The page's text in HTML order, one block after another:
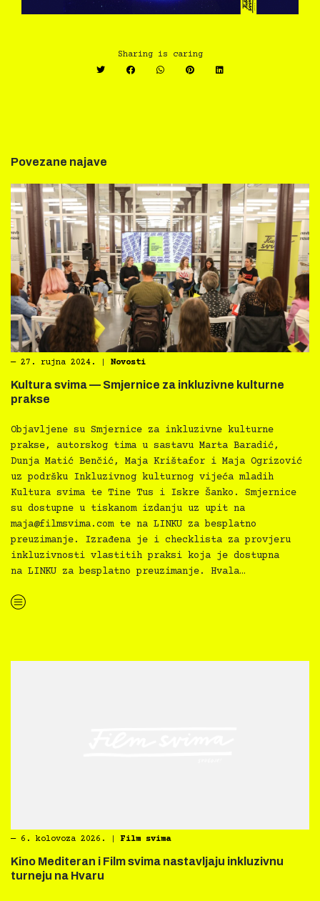
Sharing is caring
Povezane najave
― 27. rujna 2024. Novosti
Kultura svima — Smjernice za inkluzivne kulturne
prakse
Objavljene su Smjernice za inkluzivne kulturne
prakse, autorskog tima u sastavu Marta Baradić,
Dunja Matić Benčić, Maja Krištafor i Maja Ogrizović
uz podršku Inkluzivnog kulturnog vijeća mladih
Kultura svima te Tine Tus i Iskre Šanko. Smjernice
su dostupne u tiskanom izdanju uz upit na
maja@filmsvima.comte na LINKU za besplatno
preuzimanje. Izrađena je i checklista za provjeru
inkluzivnosti vlastitih praksi koja je dostupna
na LINKU za besplatno preuzimanje. Hvala…
“Kultura svima — Smjernice za inkluzivne kulturne prakse”
― 6. kolovoza 2026. Film svima
Kino Mediteran i Film svima nastavljaju inkluzivnu
turneju na Hvaru